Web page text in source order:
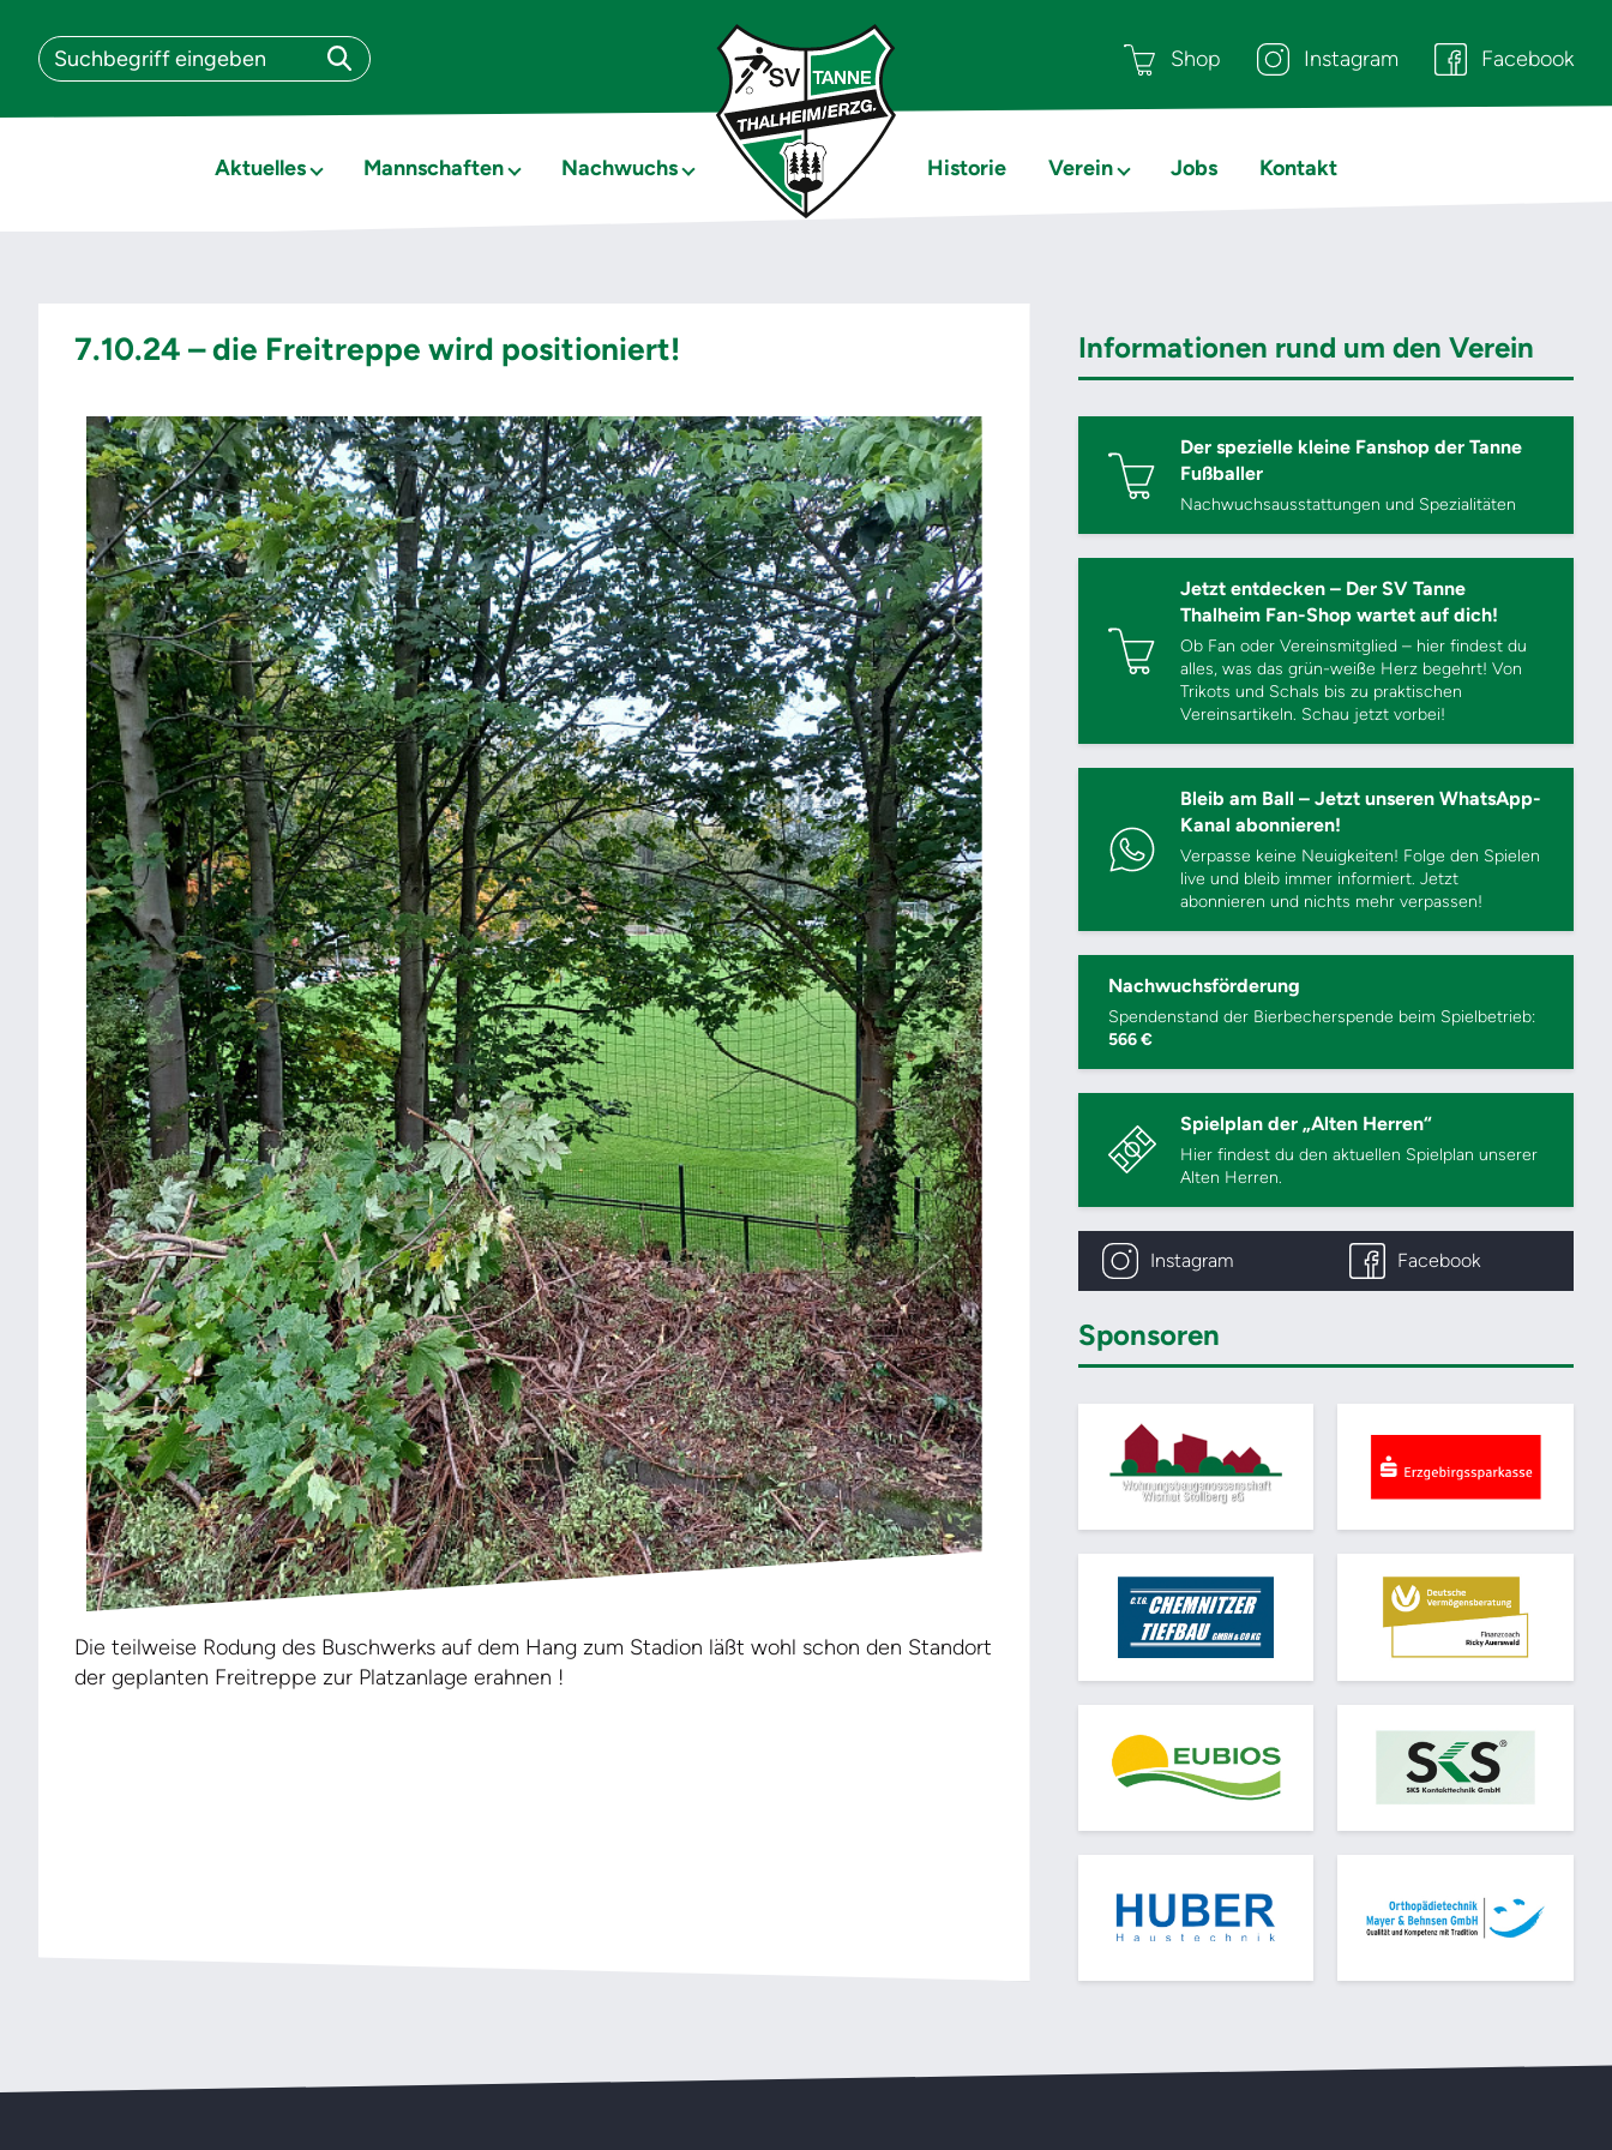
Shop Instagram Facebook
Aktuelles Mannschaften Nachwuchs Historie Verein Jobs Kontakt
7.10.24 – die Freitreppe wird positioniert!
Die teilweise Rodung des Buschwerks auf dem Hang zum Stadion läßt wohl schon den Standort
der geplanten Freitreppe zur Platzanlage erahnen !
Informationen rund um den Verein
Der spezielle kleine Fanshop der Tanne
Fußballer
Nachwuchsausstattungen und Spezialitäten
Jetzt entdecken – Der SV Tanne
Thalheim Fan-Shop wartet auf dich!
Ob Fan oder Vereinsmitglied – hier findest du
alles, was das grün-weiße Herz begehrt! Von
Trikots und Schals bis zu praktischen
Vereinsartikeln. Schau jetzt vorbei!
Bleib am Ball – Jetzt unseren WhatsApp-
Kanal abonnieren!
Verpasse keine Neuigkeiten! Folge den Spielen
live und bleib immer informiert. Jetzt
abonnieren und nichts mehr verpassen!
Nachwuchsförderung
Spendenstand der Bierbecherspende beim Spielbetrieb:
566 €
Spielplan der „Alten Herren“
Hier findest du den aktuellen Spielplan unserer
Alten Herren.
Instagram Facebook
Sponsoren